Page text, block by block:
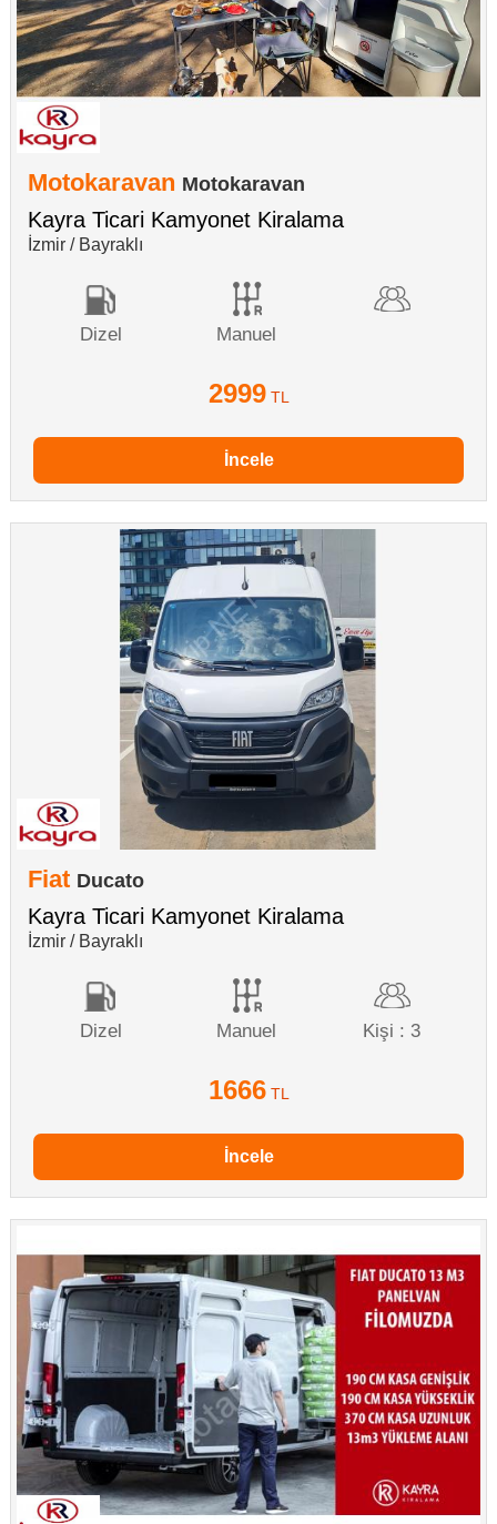
Motokaravan Motokaravan
Kayra Ticari Kamyonet Kiralama
İzmir / Bayraklı
Dizel Manuel
2999 TL
İncele
Fiat Ducato
Kayra Ticari Kamyonet Kiralama
İzmir / Bayraklı
Dizel Manuel Kişi : 3
1666 TL
İncele